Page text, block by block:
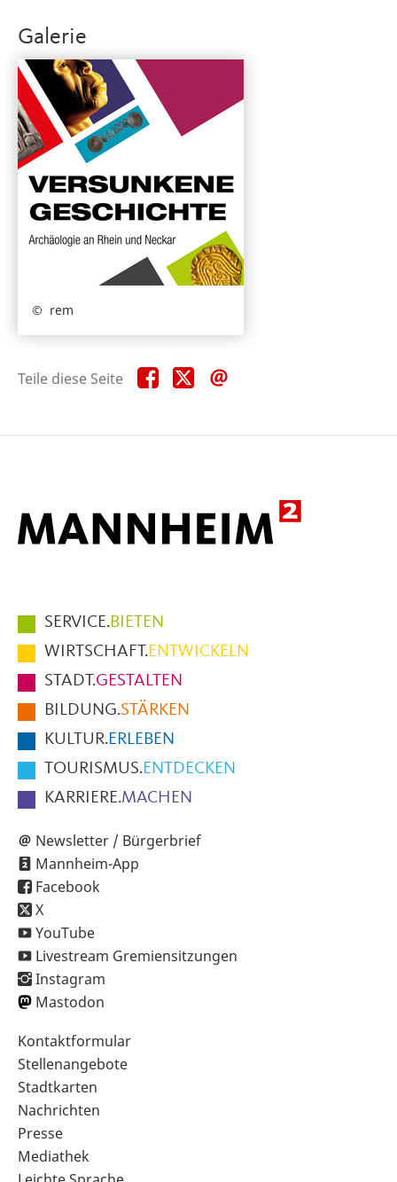
Galerie
rem
Teile diese Seite Teile
diese
Teile
diese
Hauptmenüpunkte
im
Fußbereich
der
Seite
SERVICE.BIETEN
WIRTSCHAFT.ENTWICKELN
STADT.GESTALTEN
BILDUNG.STÄRKEN
KULTUR.ERLEBEN
TOURISMUS.ENTDECKEN
KARRIERE.MACHEN
Newsletter / Bürgerbrief
Mannheim-App
Facebook
X
YouTube
Livestream Gremiensitzungen
Instagram
Mastodon
Sekundärnavigation
im
Fußbereich
Kontaktformular
Stellenangebote
Stadtkarten
Nachrichten
Presse
Mediathek